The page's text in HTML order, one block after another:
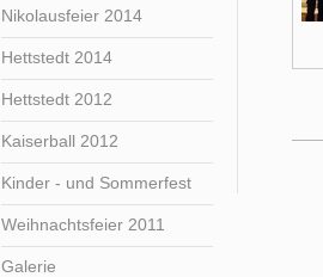
Nikolausfeier 2014
Hettstedt 2014
Hettstedt 2012
Kaiserball 2012
Kinder - und Sommerfest
Weihnachtsfeier 2011
Galerie